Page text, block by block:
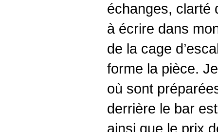
échanges, clarté
à écrire dans
de la cage
forme la pièce.
où sont
derrière le bar
ainsi que le prix